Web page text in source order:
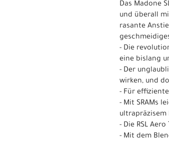
Das Madone
und überall
rasante
- Die
eine bislang
- Der
wirken, und
- Für
- Mit SRAMs
ultrapräzisem
- Die RSL
- Mit dem